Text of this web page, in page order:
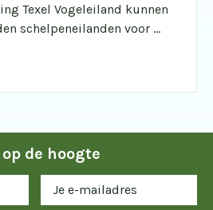
Texel Vogeleiland kunnen
schelpeneilanden voor ...
de hoogte